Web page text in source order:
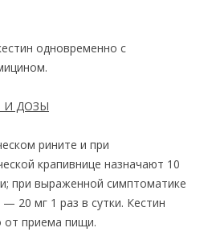
одновременно с
И ДОЗЫ
рините и при
крапивнице назначают 10
при выраженной симптоматике
20 мг 1 раз в сутки. Кестин
от приема пищи.